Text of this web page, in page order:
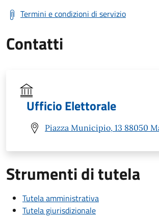
Termini e condizioni di servizio
Contatti
Ufficio Elettorale
Piazza Municipio, 13 88050
Strumenti di tutela
Tutela amministrativa
Tutela giurisdizionale